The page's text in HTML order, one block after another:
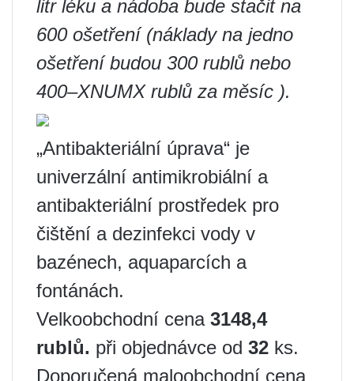
litr léku a nádoba bude stačit na
600 ošetření (náklady na jedno
ošetření budou 300 rublů nebo
400–XNUMX rublů za měsíc ).
„Antibakteriální úprava“ je
univerzální antimikrobiální a
antibakteriální prostředek pro
čištění a dezinfekci vody v
bazénech, aquaparcích a
fontánách.
Velkoobchodní cena 3148,4
rublů. při objednávce od 32 ks.
Doporučená maloobchodní cena